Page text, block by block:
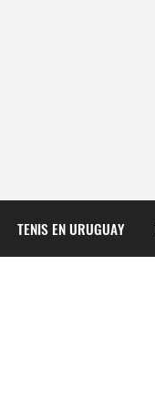
TENIS EN URUGUAY